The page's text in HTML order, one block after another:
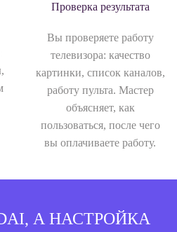
Проверка результата
Вы проверяете работу
телевизора: качество
картинки, список каналов,
работу пульта. Мастер
объясняет, как
пользоваться, после чего
вы оплачиваете работу.
А НАСТРОЙКА